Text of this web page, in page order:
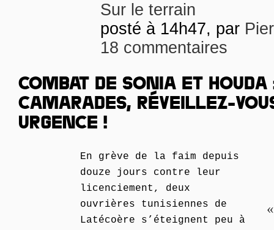
Sur le terrain
posté à 14h47, par
18 commentaires
COMBAT DE SONIA ET HOUDA
CAMARADES, RÉVEILLEZ-
URGENCE !
En grève de la faim depuis
douze jours contre leur
licenciement, deux
ouvrières tunisiennes de
Latécoère s’éteignent peu à